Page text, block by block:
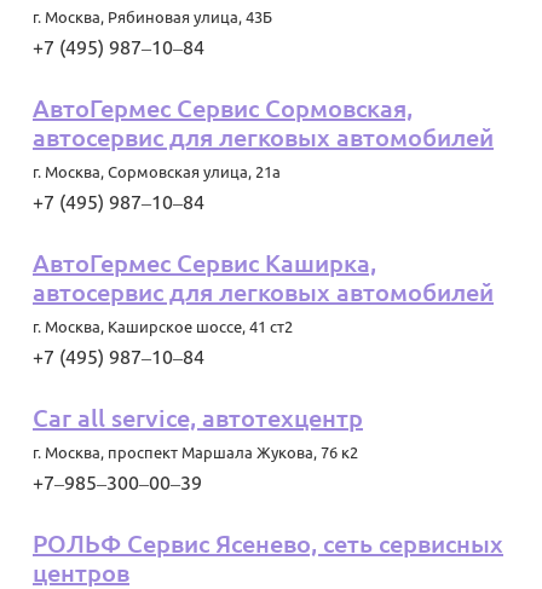
г. Москва, Рябиновая улица, 43Б
+7 (495) 987‒10‒84
АвтоГермес Сервис Сормовская,
автосервис для легковых автомобилей
г. Москва, Сормовская улица, 21а
+7 (495) 987‒10‒84
АвтоГермес Сервис Каширка,
автосервис для легковых автомобилей
г. Москва, Каширское шоссе, 41 ст2
+7 (495) 987‒10‒84
Car all service, автотехцентр
г. Москва, проспект Маршала Жукова, 76 к2
+7‒985‒300‒00‒39
РОЛЬФ Сервис Ясенево, сеть сервисных
центров